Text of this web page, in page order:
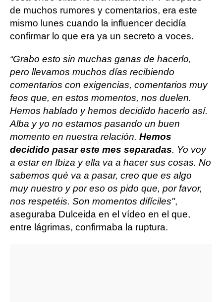
de muchos rumores y comentarios, era este
mismo lunes cuando la influencer decidía
confirmar lo que era ya un secreto a voces.
“Grabo esto sin muchas ganas de hacerlo,
pero llevamos muchos días recibiendo
comentarios con exigencias, comentarios muy
feos que, en estos momentos, nos duelen.
Hemos hablado y hemos decidido hacerlo así.
Alba y yo no estamos pasando un buen
momento en nuestra relación. Hemos
decidido pasar este mes separadas. Yo voy
a estar en Ibiza y ella va a hacer sus cosas. No
sabemos qué va a pasar, creo que es algo
muy nuestro y por eso os pido que, por favor,
nos respetéis. Son momentos difíciles",
aseguraba Dulceida en el vídeo en el que,
entre lágrimas, confirmaba la ruptura.